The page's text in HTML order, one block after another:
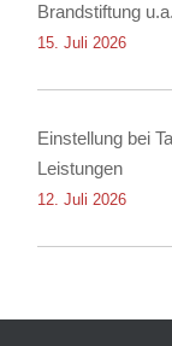
Brandstiftung u.a.
15. Juli 2026
Einstellung bei
Leistungen
12. Juli 2026